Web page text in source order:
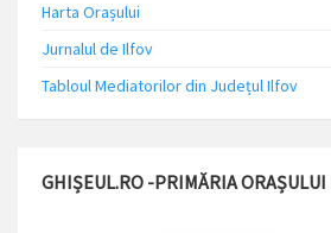
Harta Orașului
Jurnalul de Ilfov
Tabloul Mediatorilor din Județul Ilfov
GHIȘEUL.RO -PRIMĂRIA ORAȘULUI